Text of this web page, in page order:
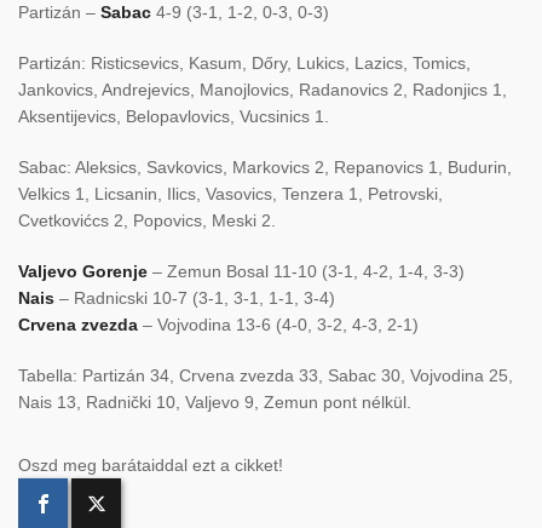
Partizán – Sabac 4-9 (3-1, 1-2, 0-3, 0-3)
Partizán: Risticsevics, Kasum, Dőry, Lukics, Lazics, Tomics,
Jankovics, Andrejevics, Manojlovics, Radanovics 2, Radonjics 1,
Aksentijevics, Belopavlovics, Vucsinics 1.
Sabac: Aleksics, Savkovics, Markovics 2, Repanovics 1, Budurin,
Velkics 1, Licsanin, Ilics, Vasovics, Tenzera 1, Petrovski,
Cvetkovićcs 2, Popovics, Meski 2.
Valjevo Gorenje – Zemun Bosal 11-10 (3-1, 4-2, 1-4, 3-3)
Nais – Radnicski 10-7 (3-1, 3-1, 1-1, 3-4)
Crvena zvezda – Vojvodina 13-6 (4-0, 3-2, 4-3, 2-1)
Tabella: Partizán 34, Crvena zvezda 33, Sabac 30, Vojvodina 25,
Nais 13, Radnički 10, Valjevo 9, Zemun pont nélkül.
Oszd meg barátaiddal ezt a cikket!